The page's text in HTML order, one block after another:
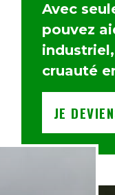
Avec
pouvez
cruauté
JE